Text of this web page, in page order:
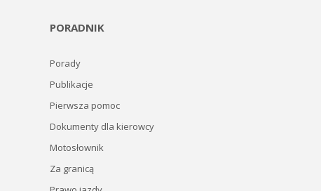
PORADNIK
Porady
Publikacje
Pierwsza pomoc
Dokumenty dla kierowcy
Motosłownik
Za granicą